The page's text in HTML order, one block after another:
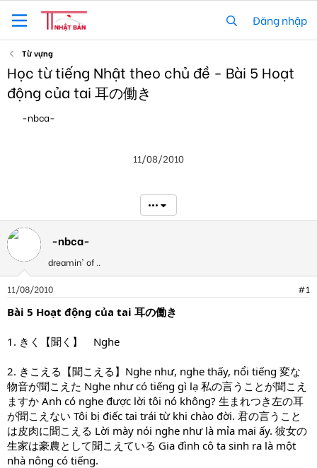
Đăng nhập
Từ vựng
Học từ tiếng Nhật theo chủ đề - Bài 5 Hoạt
động của tai 耳の働き
h
r
t
r
-nbca-
11/08/2010
•••
-nbca-
dreamin' of ..
11/08/2010 #1
Bài 5 Hoạt động của tai 耳の働き
1. きく【聞く】 Nghe
2. きこえる【聞こえる】Nghe như, nghe thấy, nổi tiếng 変な
物音が聞こえた Nghe như có tiếng gì lạ 私の言うことが聞こえ
ますか Anh có nghe được lời tôi nó không? 生まれつき左の耳
が聞こえない Tôi bị điếc tai trái từ khi chào đời. 君の言うこと
は皮肉に聞こえる Lời mày nói nghe như là mỉa mai ấy. 彼女の
生家は豪農として聞こえている Gia đình cô ta sinh ra là một
nhà nông có tiếng.